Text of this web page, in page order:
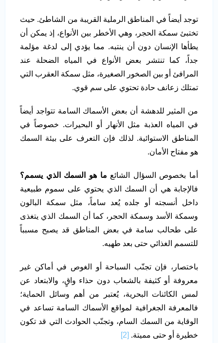
توجد أيضاً في المناطق الرملية القريبة من الشاطئ. حيث
تختبئ سمكة الحجر، وهي الأخطر بين الأنواع، إذ يمكن أن
يطأها الإنسان دون أن ينتبه. مما يؤدي إلى لدغة مؤلمة
جداً، كما تنتشر بعض الأنواع في المياه الضحلة عند
المرافئ أو بين الصخور الصغيرة، مثل سمكة العقرب التي
تمتلك زعانف حادة تحتوي على سم قوي.
من المثير للدهشة أن بعض الأسماك السامة تتواجد أيضاً
في المياه العذبة مثل الأنهار أو البحيرات. خصوصاً في
المناطق الاستوائية. لذلك فإن التعرف على بيئة السمك
هو مفتاح الأمان.
أما بخصوص السؤال الشائع ما هو السمك الذي يسمم؟
فالإجابة هي أن السمك الذي يحتوي على سموم طبيعية
داخل أنسجته أو جلده يُعد ساماً، مثل سمكة البالون
وسمكة الأسد وسمكة الحجر، كما أن السمك الذي يتغذى
على طحالب سامة في بعض المناطق قد يصبح مسبباً
للتسمم الغذائي حتى بعد طهيه.
باختصار، فإن تجنّب السباحة أو الغوص في أماكن غير
معروفة أو كثيفة بالشعاب دون حذاء واقٍ، والابتعاد عن
لمس الكائنات البحرية، يُعتبر من أهم وسائل الحماية؛
فالمعرفة الجغرافية لمواقع الأسماك السامة تساعد في
الوقاية من السمك السام، وتجنّب الحوادث التي قد تكون
خطيرة أو حتى مميتة. [2]